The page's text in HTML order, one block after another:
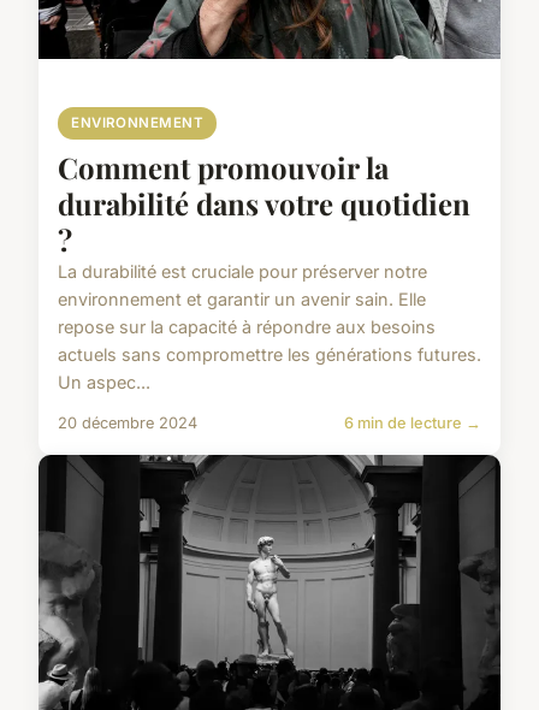
ENVIRONNEMENT
Comment promouvoir la
durabilité dans votre quotidien
?
La durabilité est cruciale pour préserver notre
environnement et garantir un avenir sain. Elle
repose sur la capacité à répondre aux besoins
actuels sans compromettre les générations futures.
Un aspec...
20 décembre 2024 6 min de lecture →